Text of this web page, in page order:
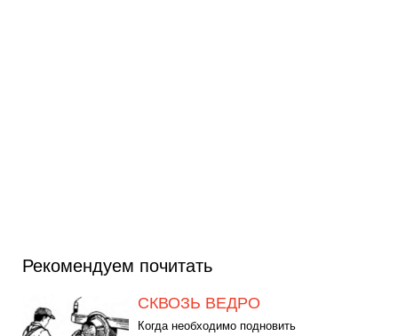
Рекомендуем почитать
СКВОЗЬ ВЕДРО
Когда необходимо подновить